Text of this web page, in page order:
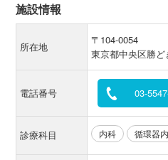
施設情報
所在地
〒104-0054
東京都中央区勝
電話番号 03-
診療科目 内科 循環器